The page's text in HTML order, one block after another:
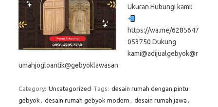
Ukuran Hubungi kami:
https://wa.me/6285647
053750 Dukung
kami@adijualgebyok@r
umahjogloantik@gebyoklawasan
Category: Uncategorized Tags: desain rumah dengan pintu
gebyok , desain rumah gebyok modern , desain rumah jawa ,